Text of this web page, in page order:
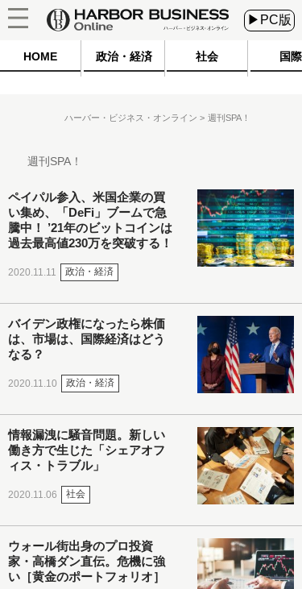
▶PC版
HOME 政治・経済 社会 国際
ハーバー・ビジネス・オンライン 週刊SPA！
週刊SPA！
ペイパル参入、米国企業の買
い集め、「DeFi」ブームで急
騰中！ ’21年のビットコインは
過去最高値230万を突破する！
2020.11.11 政治・経済
バイデン政権になったら株価
は、市場は、国際経済はどう
なる？
2020.11.10 政治・経済
情報漏洩に騒音問題。新しい
働き方で生じた「シェアオフ
ィス・トラブル」
2020.11.06 社会
ウォール街出身のプロ投資
家・高橋ダン直伝。危機に強
い［黄金のポートフォリオ］